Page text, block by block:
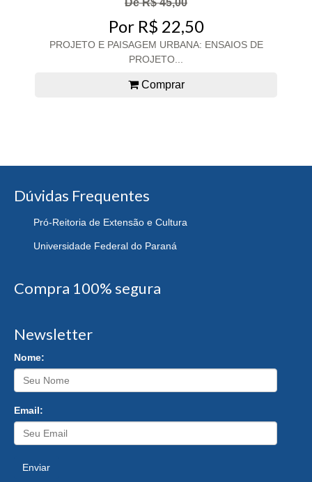
De R$ 45,00
Por R$ 22,50
PROJETO E PAISAGEM URBANA: ENSAIOS DE
PROJETO...
Comprar
Dúvidas Frequentes
Pró-Reitoria de Extensão e Cultura
Universidade Federal do Paraná
Compra 100% segura
Newsletter
Nome:
Email:
Enviar